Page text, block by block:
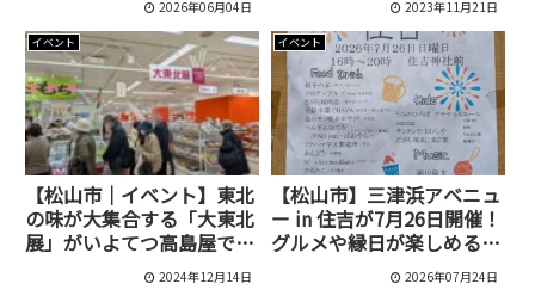
2026年06月04日 2023年11月21日
イベント
【松山市｜イベント】東北
の味が大集合する「大東北
展」がいよてつ高島屋で12
月10日から17日まで開催
2024年12月14日
イベント
【松山市】三津浜アベニュ
ー in 住吉が7月26日開催！
グルメや縁日が楽しめる夏
2026年07月24日